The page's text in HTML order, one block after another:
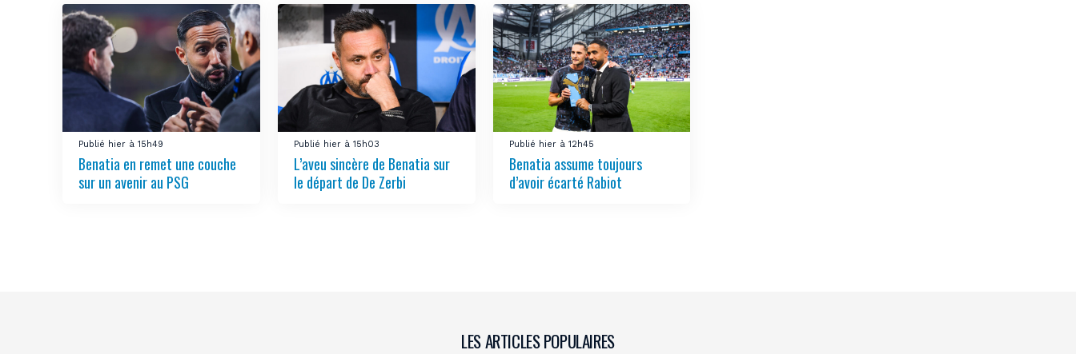
Publié hier à 15h49
Benatia en remet une couche
sur un avenir au PSG
Publié hier à 15h03
L’aveu sincère de Benatia sur
le départ de De Zerbi
Publié hier à 12h45
Benatia assume toujours
d’avoir écarté Rabiot
LES ARTICLES POPULAIRES